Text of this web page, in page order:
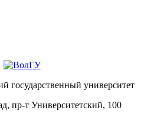
государственный университет
пр-т Университетский, 100